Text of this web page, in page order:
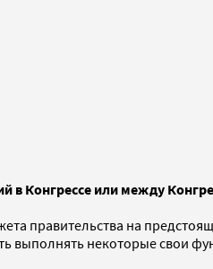
в Конгрессе или между
правительства на
выполнять некоторые свои